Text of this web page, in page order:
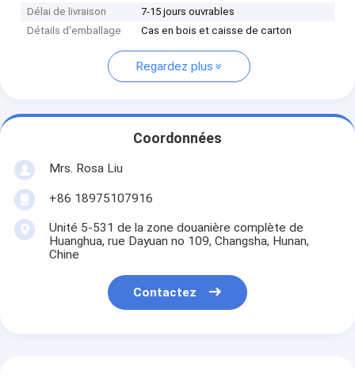
Délai de livraison
7-15 jours ouvrables
Détails d'emballage
Cas en bois et caisse de carton
Regardez plus
Coordonnées
Mrs. Rosa Liu
+86 18975107916
Unité 5-531 de la zone douanière complète de
Huanghua, rue Dayuan no 109, Changsha, Hunan,
Chine
Contactez